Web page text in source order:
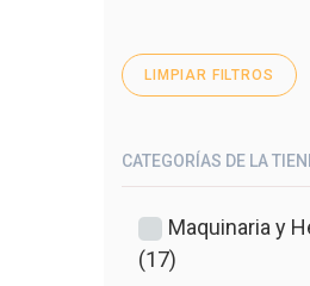
LIMPIAR FILTROS
CATEGORÍAS DE LA
Maquinaria y
(17)